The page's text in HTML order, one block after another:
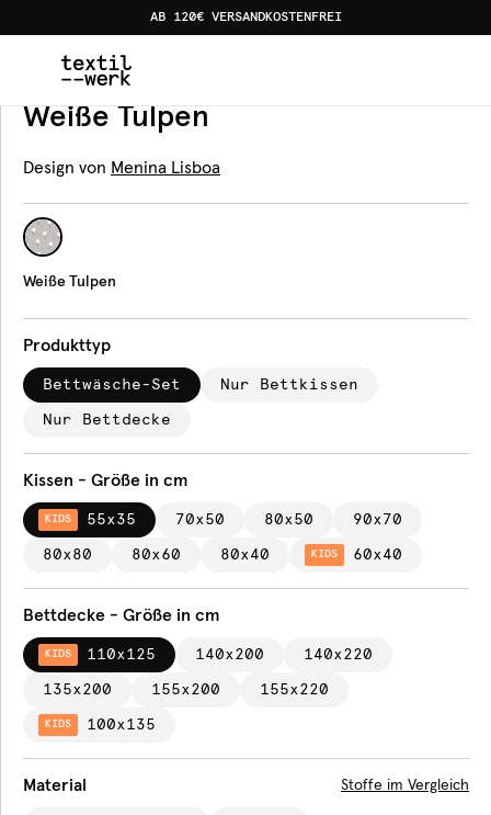
AB 120€ VERSANDKOSTENFREI
Produkte Bettwäsche Weiße Tulpen
Bettwäsche
Weiße Tulpen
Design von Menina Lisboa
Weiße Tulpen
Produkttyp
Bettwäsche-Set Nur Bettkissen
Nur Bettdecke
Kissen - Größe in cm
KIDS 55x35 70x50 80x50 90x70
80x80 80x60 80x40 KIDS 60x40
Bettdecke - Größe in cm
KIDS 110x125 140x200 140x220
135x200 155x200 155x220
KIDS 100x135
Material Stoffe im Vergleich